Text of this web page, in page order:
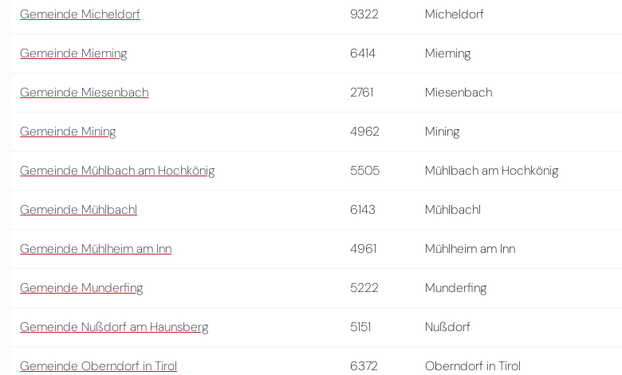
Gemeinde Micheldorf 9322 Micheldorf
Gemeinde Mieming 6414 Mieming
Gemeinde Miesenbach 2761 Miesenbach
Gemeinde Mining 4962 Mining
Gemeinde Mühlbach am Hochkönig 5505 Mühlbach am Hochkönig
Gemeinde Mühlbachl 6143 Mühlbachl
Gemeinde Mühlheim am Inn 4961 Mühlheim am Inn
Gemeinde Munderfing 5222 Munderfing
Gemeinde Nußdorf am Haunsberg 5151 Nußdorf
Gemeinde Oberndorf in Tirol 6372 Oberndorf in Tirol